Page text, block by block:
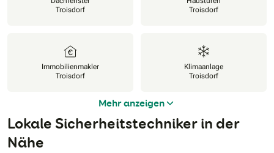
Troisdorf
Troisdorf
Immobilienmakler
Troisdorf
Klimaanlage
Troisdorf
Mehr anzeigen
Lokale Sicherheitstechniker in der
Nähe